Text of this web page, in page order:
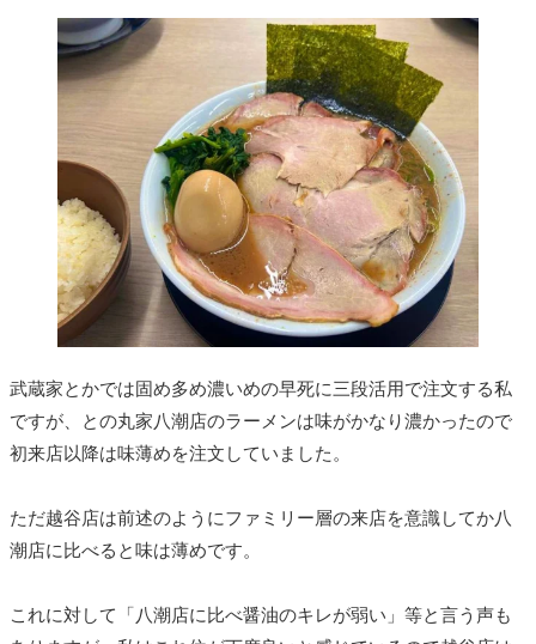
武蔵家とかでは固め多め濃いめの早死に三段活用で注文する私
ですが、との丸家八潮店のラーメンは味がかなり濃かったので
初来店以降は味薄めを注文していました。
ただ越谷店は前述のようにファミリー層の来店を意識してか八
潮店に比べると味は薄めです。
これに対して「八潮店に比べ醤油のキレが弱い」等と言う声も